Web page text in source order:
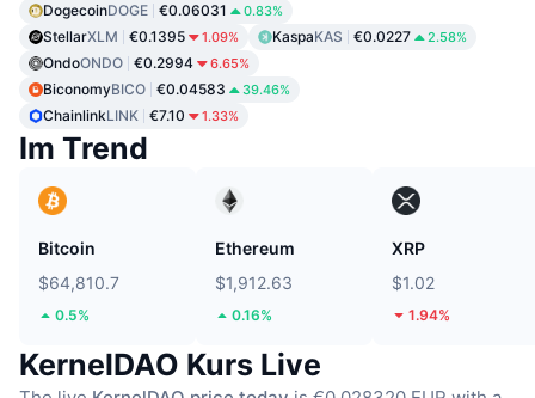
DogecoinDOGE €0.06031 0.83%
StellarXLM €0.1395 1.09% KaspaKAS €0.0227 2.58%
OndoONDO €0.2994 6.65%
BiconomyBICO €0.04583 39.46%
ChainlinkLINK €7.10 1.33%
Im Trend
Bitcoin
$64,810.7
0.5%
Ethereum
$1,912.63
0.16%
XRP
$1.02
1.94%
KernelDAO Kurs Live